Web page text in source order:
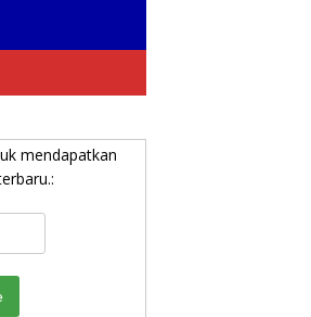
mendapatkan